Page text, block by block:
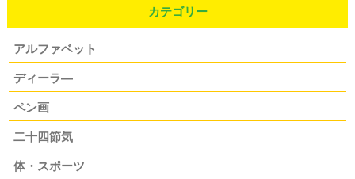
カテゴリー
アルファベット
ディーラ―
ペン画
二十四節気
体・スポーツ